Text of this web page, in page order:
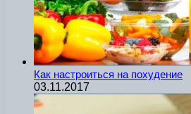
Как настроиться на похудение
03.11.2017